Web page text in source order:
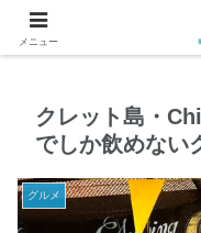
クレット島・
でしか飲めない
グルメ
メニュー